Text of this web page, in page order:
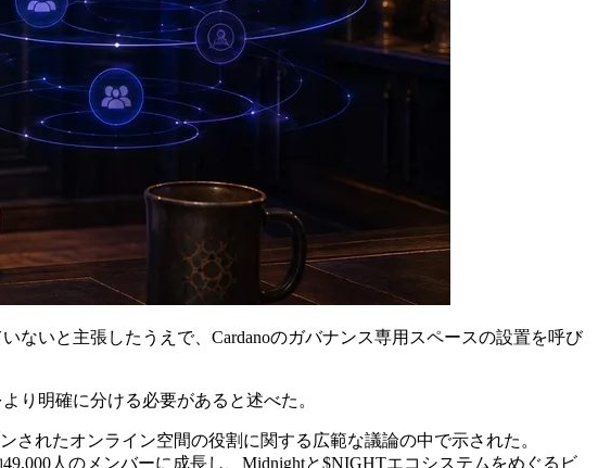
ないと主張したうえで、Cardanoのガバナンス専用スペースの設置を呼び
り明確に分ける必要があると述べた。
されたオンライン空間の役割に関する広範な議論の中で示された。
人のメンバーに成長し、Midnightと$NIGHTエコシステムをめぐるビ